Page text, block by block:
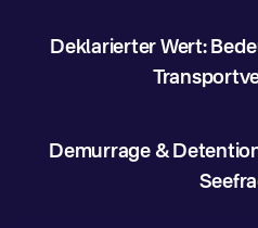
Deklarierter Wert:
Demurrage &